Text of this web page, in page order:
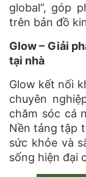
global”, góp
trên bản đồ
Glow – Giải
tại nhà
Glow kết nối
chuyên
chăm sóc cá
Nền tảng tập
sức khỏe và
sống hiện đại